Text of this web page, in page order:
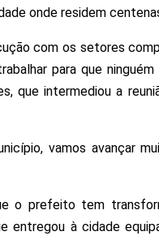
onde residem
com os setores
para que
que intermediou a
vamos avançar
o prefeito tem
entregou à cidade